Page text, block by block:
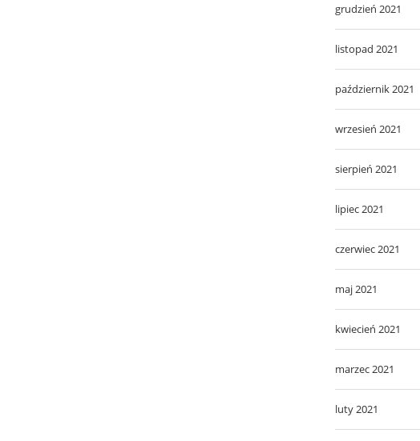
grudzień 2021
listopad 2021
październik 2021
wrzesień 2021
sierpień 2021
lipiec 2021
czerwiec 2021
maj 2021
kwiecień 2021
marzec 2021
luty 2021